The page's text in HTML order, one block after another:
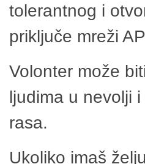
tolerantnog i
priključe mreži
Volonter može
ljudima u nevolji
rasa.
Ukoliko imaš